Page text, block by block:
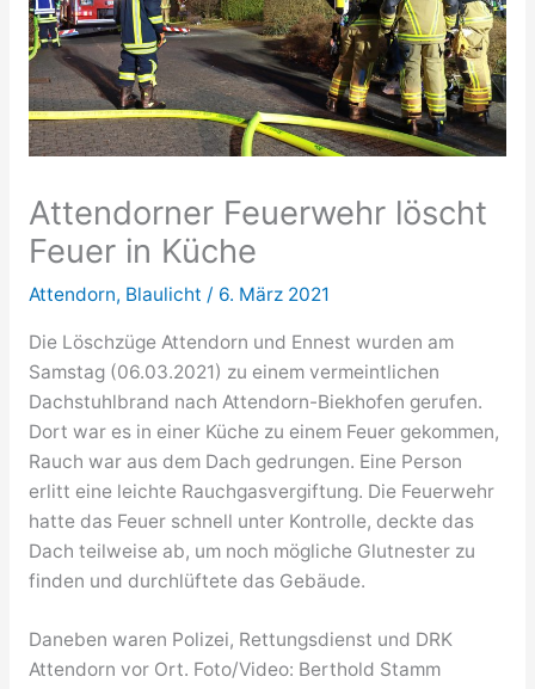
Attendorner Feuerwehr löscht
Feuer in Küche
Attendorn, Blaulicht / 6. März 2021
Die Löschzüge Attendorn und Ennest wurden am
Samstag (06.03.2021) zu einem vermeintlichen
Dachstuhlbrand nach Attendorn-Biekhofen gerufen.
Dort war es in einer Küche zu einem Feuer gekommen,
Rauch war aus dem Dach gedrungen. Eine Person
erlitt eine leichte Rauchgasvergiftung. Die Feuerwehr
hatte das Feuer schnell unter Kontrolle, deckte das
Dach teilweise ab, um noch mögliche Glutnester zu
finden und durchlüftete das Gebäude.
Daneben waren Polizei, Rettungsdienst und DRK
Attendorn vor Ort. Foto/Video: Berthold Stamm